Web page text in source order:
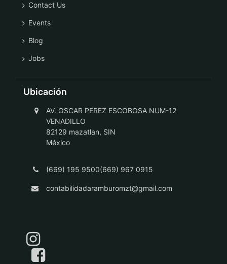
Contact Us
Events
Blog
Jobs
Ubicación
AV. OSCAR PEREZ ESCOBOSA NUM-12
VENADILLO
82129 mazatlan, SIN
México
(669) 195 9500(669) 967 0915
contabilidadaramburomzt@gmail.com